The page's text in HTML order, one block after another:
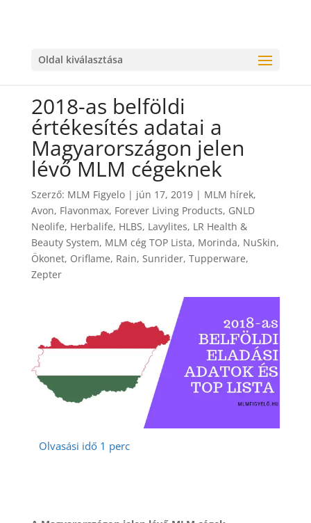
Oldal kiválasztása
2018-as belföldi
értékesítés adatai a
Magyarországon jelen
lévő MLM cégeknek
Szerző: MLM Figyelo| jún 17, 2019| MLM hírek,
Avon, Flavonmax, Forever Living Products, GNLD
Neolife, Herbalife, HLBS, Lavylites, LR Health &
Beauty System, MLM cég TOP Lista, Morinda, NuSkin,
Ökonet, Oriflame, Rain, Sunrider, Tupperware,
Zepter